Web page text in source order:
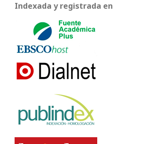
Indexada y registrada en